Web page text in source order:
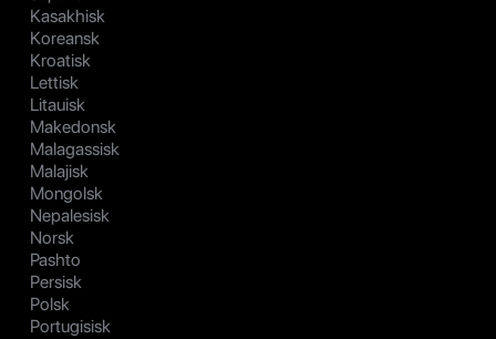
Kasakhisk
Koreansk
Kroatisk
Lettisk
Litauisk
Makedonsk
Malagassisk
Malajisk
Mongolsk
Nepalesisk
Norsk
Pashto
Persisk
Polsk
Portugisisk